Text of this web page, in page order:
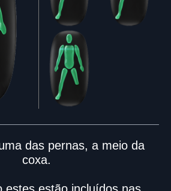
das pernas, a meio da
coxa.